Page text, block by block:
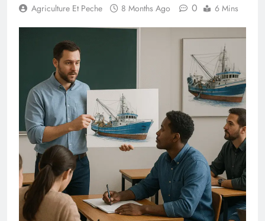
Agriculture Et Peche 8 Months Ago 0 6 Mins